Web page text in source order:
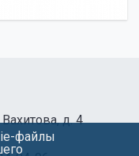
д. 4
файлы